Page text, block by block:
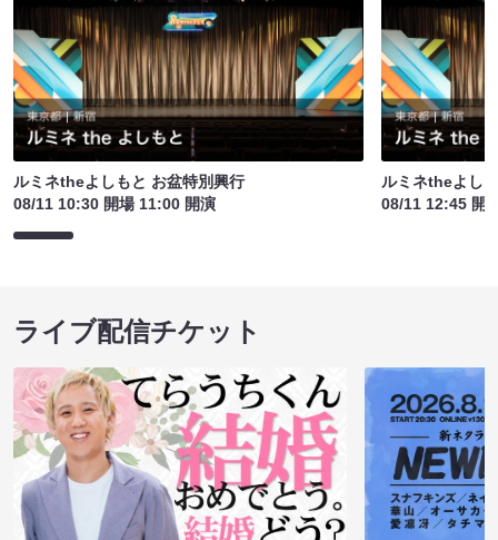
ルミネtheよしもと お盆特別興行
08/11 10:30 開場 11:00 開演
ルミネtheよし
08/11 12:45 開
ライブ配信チケット